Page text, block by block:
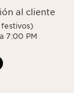
al cliente
7:00 PM